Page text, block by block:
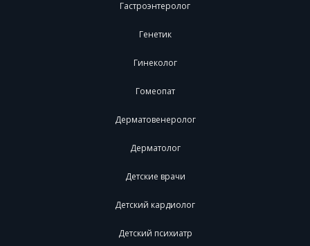
Гастроэнтеролог
Генетик
Гинеколог
Гомеопат
Дерматовенеролог
Дерматолог
Детские врачи
Детский кардиолог
Детский психиатр